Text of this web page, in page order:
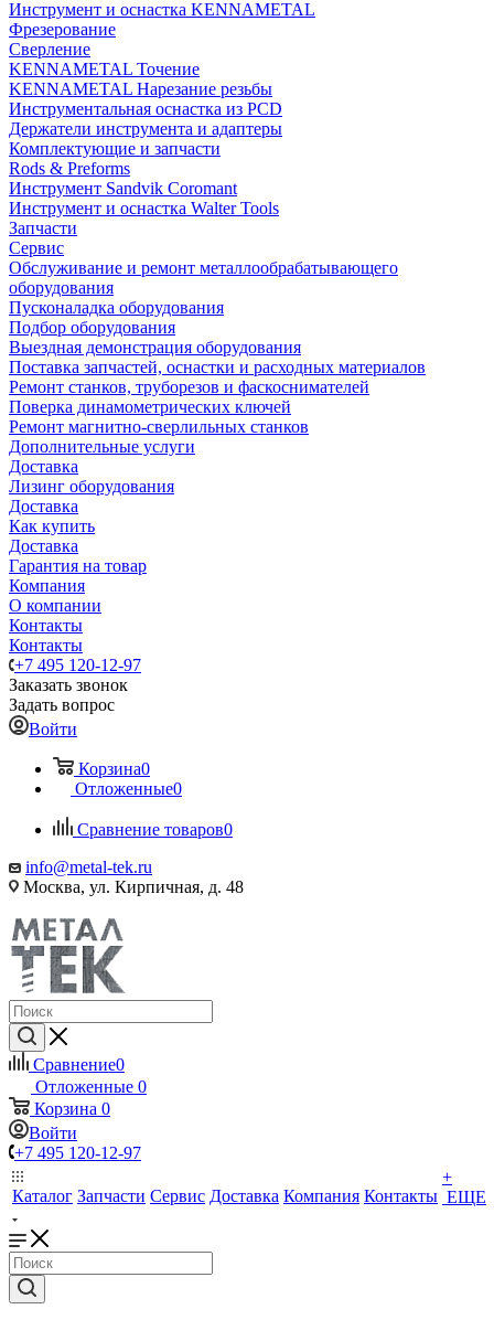
Инструмент и оснастка KENNAMETAL
Фрезерование
Сверление
KENNAMETAL Точение
KENNAMETAL Нарезание резьбы
Инструментальная оснастка из PCD
Держатели инструмента и адаптеры
Комплектующие и запчасти
Rods & Preforms
Инструмент Sandvik Coromant
Инструмент и оснастка Walter Tools
Запчасти
Сервис
Обслуживание и ремонт металлообрабатывающего
оборудования
Пусконаладка оборудования
Подбор оборудования
Выездная демонстрация оборудования
Поставка запчастей, оснастки и расходных материалов
Ремонт станков, труборезов и фаскоснимателей
Поверка динамометрических ключей
Ремонт магнитно-сверлильных станков
Дополнительные услуги
Доставка
Лизинг оборудования
Доставка
Как купить
Доставка
Гарантия на товар
Компания
О компании
Контакты
Контакты
+7 495 120-12-97
Заказать звонок
Задать вопрос
Войти
Корзина0
Отложенные0
Сравнение товаров0
info@metal-tek.ru
Москва, ул. Кирпичная, д. 48
Сравнение0
Отложенные 0
Корзина 0
Войти
+7 495 120-12-97
Каталог Запчасти Сервис Доставка Компания Контакты
+
ЕЩЕ